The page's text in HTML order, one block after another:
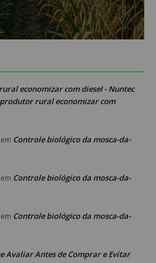
economizar com diesel - Nuntec
rural economizar com
em Controle biológico da mosca-da-
em Controle biológico da mosca-da-
em Controle biológico da mosca-da-
Avaliar Antes de Comprar e Evitar